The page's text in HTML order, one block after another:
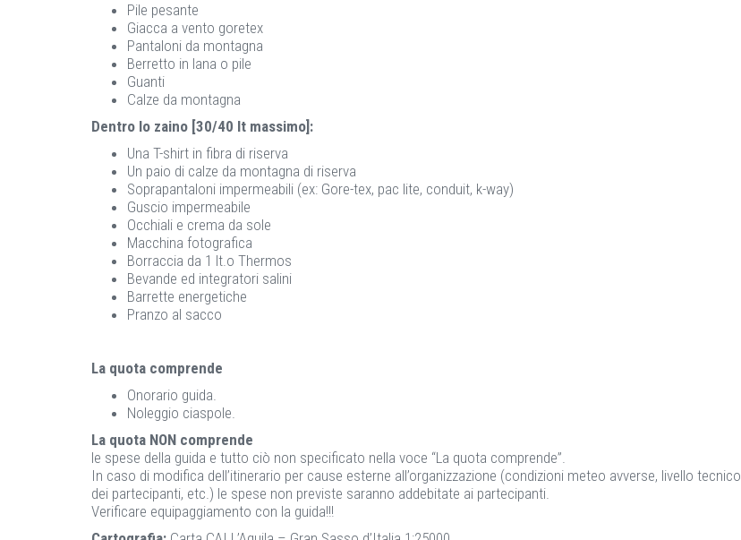
Pile pesante
Giacca a vento goretex
Pantaloni da montagna
Berretto in lana o pile
Guanti
Calze da montagna
Dentro lo zaino [30/40 lt massimo]:
Una T-shirt in fibra di riserva
Un paio di calze da montagna di riserva
Soprapantaloni impermeabili (ex: Gore-tex, pac lite, conduit, k-way)
Guscio impermeabile
Occhiali e crema da sole
Macchina fotografica
Borraccia da 1 lt.o Thermos
Bevande ed integratori salini
Barrette energetiche
Pranzo al sacco
La quota comprende
Onorario guida.
Noleggio ciaspole.
La quota NON comprende
le spese della guida e tutto ciò non specificato nella voce “La quota comprende”.
In caso di modifica dell’itinerario per cause esterne all’organizzazione (condizioni meteo avverse, livello tecnico
dei partecipanti, etc.) le spese non previste saranno addebitate ai partecipanti.
Verificare equipaggiamento con la guida!!!